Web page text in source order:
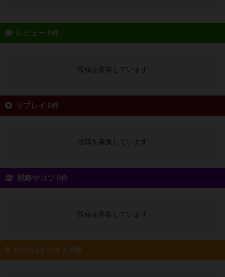
レビュー 0件
投稿を募集しています
リプレイ 0件
投稿を募集しています
戦略やコツ 0件
投稿を募集しています
ルール/インスト 0件